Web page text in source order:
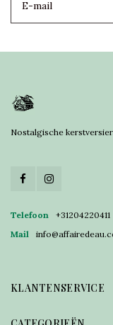
Nostalgische
Telefoon
+31204220411
Mail
KLANTENSERVICE